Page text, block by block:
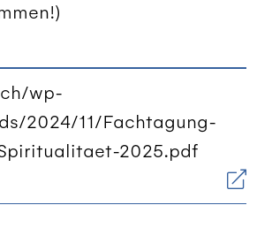
wp-
2024/11/Fachtagung-
2025.pdf